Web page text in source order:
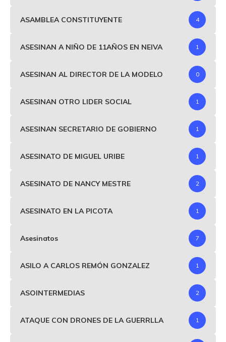
ASAMBLEA CONSTITUYENTE 4
ASESINAN A NIÑO DE 11AÑOS EN NEIVA 1
ASESINAN AL DIRECTOR DE LA MODELO 0
ASESINAN OTRO LIDER SOCIAL 1
ASESINAN SECRETARIO DE GOBIERNO 1
ASESINATO DE MIGUEL URIBE 1
ASESINATO DE NANCY MESTRE 2
ASESINATO EN LA PICOTA 1
Asesinatos 7
ASILO A CARLOS REMÓN GONZALEZ 1
ASOINTERMEDIAS 2
ATAQUE CON DRONES DE LA GUERRLLA 1